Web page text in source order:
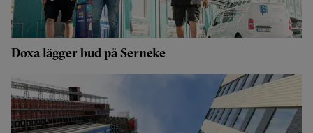
Doxa lägger bud på Serneke